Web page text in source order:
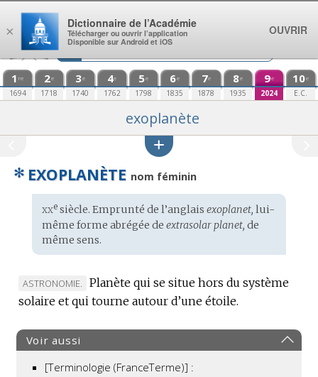
Aller au contenu
1 re
1694
2e
1718
3e
1740
4e
1762
5e
1798
6e
1835
7e
1878
8e
1935
9e
2024
10e
E.C.
exoplanète
✻ EXOPLANÈTE nom féminin
Étymologie
:
xxesiècle. Emprunté de l’anglais exoplanet, lui-
même forme abrégée de extrasolar planet, de
même sens.
MARQUE
DE
ASTRONOMIE.
Planète qui se situe hors du système
solaire et qui tourne autour d’une étoile.
Voir aussi
[Terminologie (FranceTerme)] :
×
Dictionnaire de l’Académie
Télécharger ou ouvrir l’application
Disponible sur Android et iOS
OUVRIR